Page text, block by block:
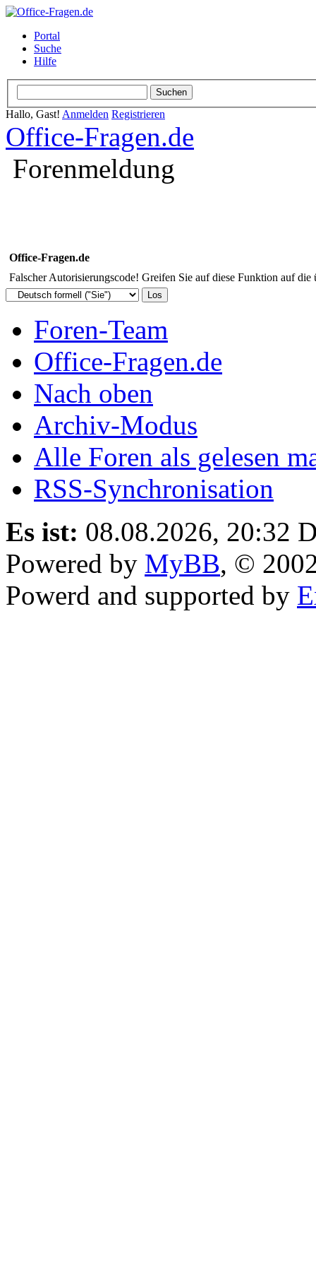
Portal
Suche
Hilfe
Hallo, Gast! Anmelden Registrieren
Office-Fragen.de
Forenmeldung
Office-Fragen.de
Falscher Autorisierungscode! Greifen Sie auf diese Funktion auf
Foren-Team
Office-Fragen.de
Nach oben
Archiv-Modus
Alle Foren als gelesen
RSS-Synchronisation
Es ist: 08.08.2026, 20:32
Powered by MyBB, ©
Powerd and supported by